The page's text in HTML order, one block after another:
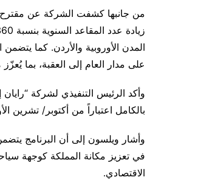
من جانبها كشفت الشركة عن مقترح
المدن الأوروبية والأردن. كما
على مدار العام إلى العقبة، بما
وأكد الرئيس التنفيذي لشركة “رايان
بالكامل اعتباراً من أكتوبر/
في تعزيز مكانة المملكة كوجهة
الاقتصادي.